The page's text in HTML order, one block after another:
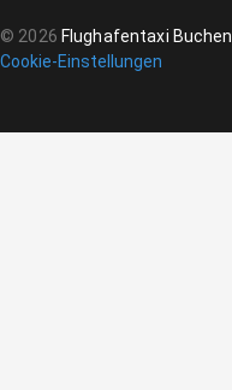
© 2026 Flughafentaxi Buchen
Cookie-Einstellungen